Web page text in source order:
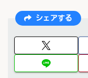
シェアする